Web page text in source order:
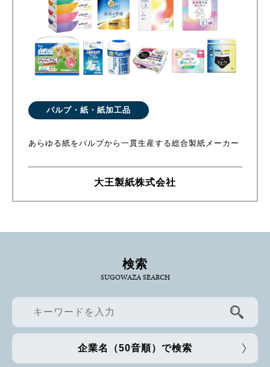
パルプ・紙・紙加工品
あらゆる紙をパルプから一貫生産する総合製紙メーカー
大王製紙株式会社
検索
SUGOWAZA SEARCH
企業名（50音順）で検索